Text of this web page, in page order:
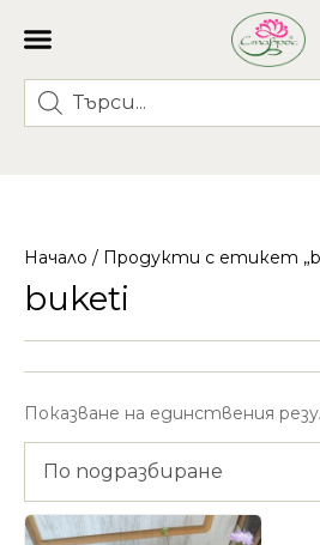
Начало / Продукти с етикет
buketi
Показване на единствения
По подразбиране